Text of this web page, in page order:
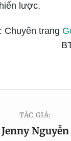
lược.
Chuyên trang
TÁC GIẢ:
Jenny Nguyễn